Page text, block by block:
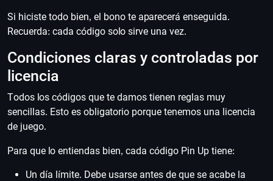
Si hiciste todo bien, el bono te aparecerá enseguida.
Recuerda: cada código solo sirve una vez.
Condiciones claras y controladas por
licencia
Todos los códigos que te damos tienen reglas muy
sencillas. Esto es obligatorio porque tenemos una licencia
de juego.
Para que lo entiendas bien, cada código Pin Up tiene:
Un día límite. Debe usarse antes de que se acabe la